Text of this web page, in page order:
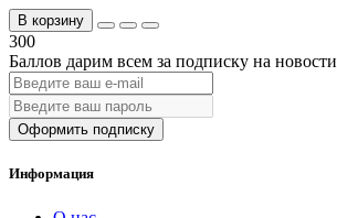
В корзину
300
Баллов дарим всем за подписку на новости
Оформить подписку
Информация